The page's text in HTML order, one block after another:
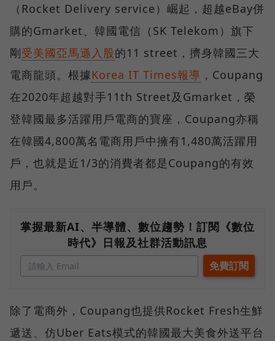
（Rocket Delivery service）崛起，超越eBay併
購的Gmarket、韓國電信（SK Telekom）旗下
剛受美國亞馬遜入股的11 street，擠身韓國三大
電商龍頭。根據Korea IT Times報導 ，Coupang
在2020年超越對手11th Street及Gmarket，榮
登韓國最多活躍用戶電商的寶座，Coupang亦稱
在韓國4,800萬名電商用戶中擁有1,480萬活躍用
戶，也就是近1/3的消費者都是Coupang的有效
用戶。
掌握最新AI、半導體、數位趨勢！訂閱《數位
時代》日報及社群活動訊息
除了電商外，Coupang也提供Rocket Fresh生鮮
遞送、仿Uber Eats模式的韓國最大美食外送平台